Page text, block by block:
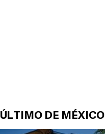
ÚLTIMO DE MÉXICO